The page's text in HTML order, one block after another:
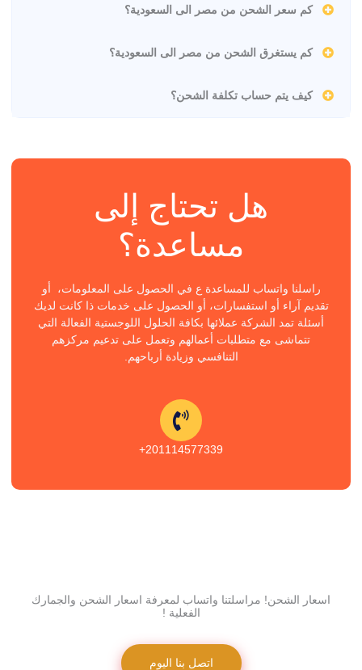
كم سعر الشحن من مصر الى السعودية؟
كم يستغرق الشحن من مصر الى السعودية؟
كيف يتم حساب تكلفة الشحن؟
هل تحتاج إلى
مساعدة؟
راسلنا واتساب للمساعدة ع في الحصول على المعلومات، أو
تقديم آراء أو استفسارات، أو الحصول على خدمات ذا كانت لديك
أسئلة تمد الشركة عملائها بكافة الحلول اللوجستية الفعالة التي
تتماشى مع متطلبات أعمالهم وتعمل على تدعيم مركزهم
التنافسي وزيادة أرباحهم.
201114577339+
اسعار الشحن! مراسلتنا واتساب لمعرفة اسعار الشحن والجمارك
الفعلية !
اتصل بنا اليوم